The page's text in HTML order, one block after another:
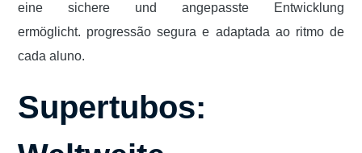
eine sichere und angepasste Entwicklung
ermöglicht. progressão segura e adaptada ao ritmo de
cada aluno.
Supertubos: